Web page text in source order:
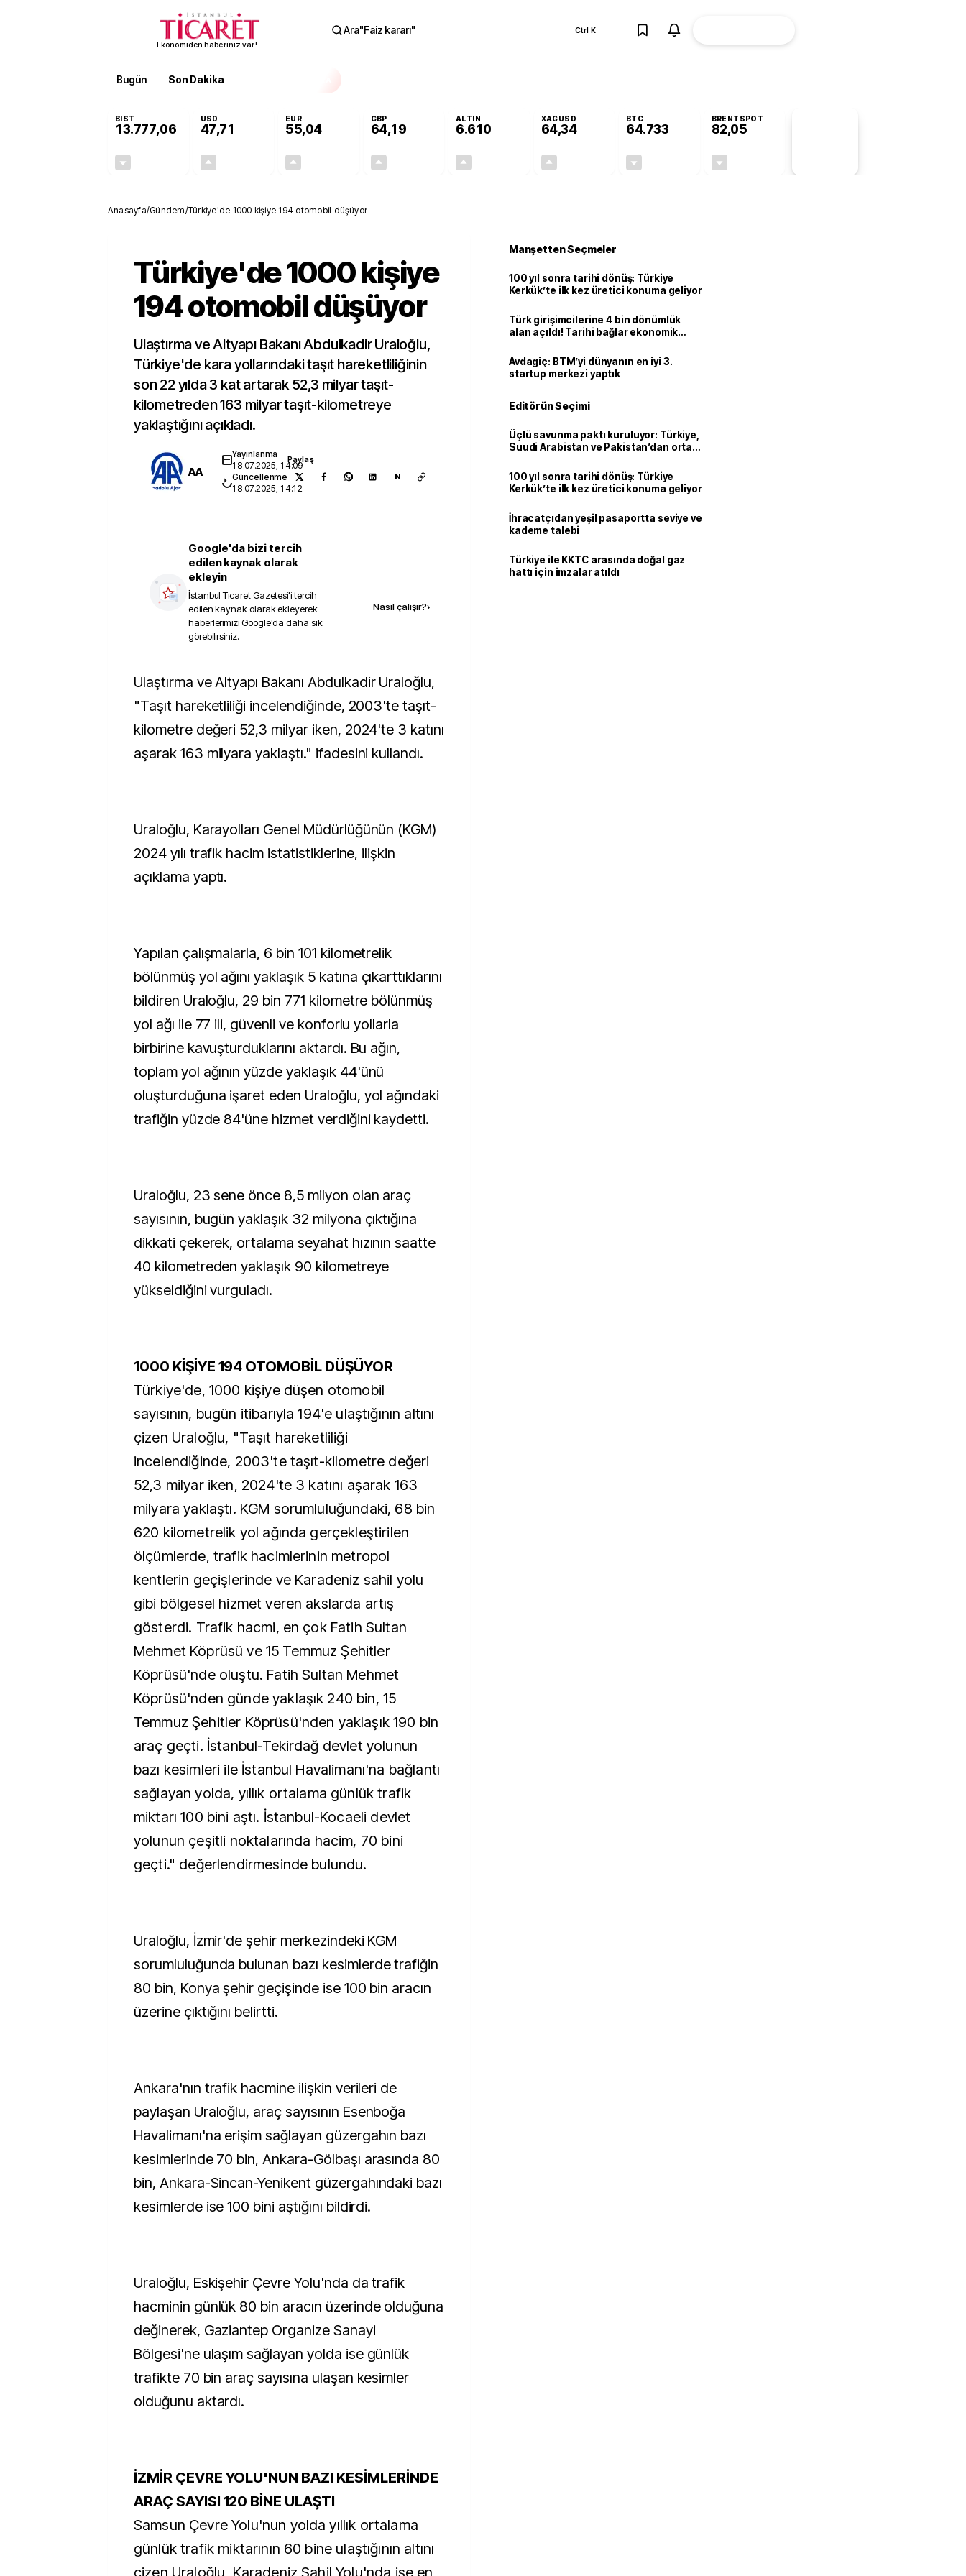
Ekonomiden haberiniz var!
Ara"Faiz kararı" Ctrl K
Bugün Son Dakika
BIST
13.777,06
USD
47,71
EUR
55,04
GBP
64,19
ALTIN
6.610
XAGUSD
64,34
BTC
64.733
BRENTSPOT
82,05
Anasayfa/Gündem/Türkiye'de 1000 kişiye 194 otomobil düşüyor
Türkiye'de 1000 kişiye
194 otomobil düşüyor
Ulaştırma ve Altyapı Bakanı Abdulkadir Uraloğlu,
Türkiye'de kara yollarındaki taşıt hareketliliğinin
son 22 yılda 3 kat artarak 52,3 milyar taşıt-
kilometreden 163 milyar taşıt-kilometreye
yaklaştığını açıkladı.
AA
Yayınlanma
18.07.2025, 14:09
Güncellenme
18.07.2025, 14:12
Paylaş
N
Google'da bizi tercih
edilen kaynak olarak
ekleyin
İstanbul Ticaret Gazetesi'i tercih
edilen kaynak olarak ekleyerek
haberlerimizi Google'da daha sık
görebilirsiniz.
Nasıl çalışır?›
Ulaştırma ve Altyapı Bakanı Abdulkadir Uraloğlu,
"Taşıt hareketliliği incelendiğinde, 2003'te taşıt-
kilometre değeri 52,3 milyar iken, 2024'te 3 katını
aşarak 163 milyara yaklaştı." ifadesini kullandı.
Uraloğlu, Karayolları Genel Müdürlüğünün (KGM)
2024 yılı trafik hacim istatistiklerine, ilişkin
açıklama yaptı.
Yapılan çalışmalarla, 6 bin 101 kilometrelik
bölünmüş yol ağını yaklaşık 5 katına çıkarttıklarını
bildiren Uraloğlu, 29 bin 771 kilometre bölünmüş
yol ağı ile 77 ili, güvenli ve konforlu yollarla
birbirine kavuşturduklarını aktardı. Bu ağın,
toplam yol ağının yüzde yaklaşık 44'ünü
oluşturduğuna işaret eden Uraloğlu, yol ağındaki
trafiğin yüzde 84'üne hizmet verdiğini kaydetti.
Uraloğlu, 23 sene önce 8,5 milyon olan araç
sayısının, bugün yaklaşık 32 milyona çıktığına
dikkati çekerek, ortalama seyahat hızının saatte
40 kilometreden yaklaşık 90 kilometreye
yükseldiğini vurguladı.
1000 KİŞİYE 194 OTOMOBİL DÜŞÜYOR
Türkiye'de, 1000 kişiye düşen otomobil
sayısının, bugün itibarıyla 194'e ulaştığının altını
çizen Uraloğlu, "Taşıt hareketliliği
incelendiğinde, 2003'te taşıt-kilometre değeri
52,3 milyar iken, 2024'te 3 katını aşarak 163
milyara yaklaştı. KGM sorumluluğundaki, 68 bin
620 kilometrelik yol ağında gerçekleştirilen
ölçümlerde, trafik hacimlerinin metropol
kentlerin geçişlerinde ve Karadeniz sahil yolu
gibi bölgesel hizmet veren akslarda artış
gösterdi. Trafik hacmi, en çok Fatih Sultan
Mehmet Köprüsü ve 15 Temmuz Şehitler
Köprüsü'nde oluştu. Fatih Sultan Mehmet
Köprüsü'nden günde yaklaşık 240 bin, 15
Temmuz Şehitler Köprüsü'nden yaklaşık 190 bin
araç geçti. İstanbul-Tekirdağ devlet yolunun
bazı kesimleri ile İstanbul Havalimanı'na bağlantı
sağlayan yolda, yıllık ortalama günlük trafik
miktarı 100 bini aştı. İstanbul-Kocaeli devlet
yolunun çeşitli noktalarında hacim, 70 bini
geçti." değerlendirmesinde bulundu.
Uraloğlu, İzmir'de şehir merkezindeki KGM
sorumluluğunda bulunan bazı kesimlerde trafiğin
80 bin, Konya şehir geçişinde ise 100 bin aracın
üzerine çıktığını belirtti.
Ankara'nın trafik hacmine ilişkin verileri de
paylaşan Uraloğlu, araç sayısının Esenboğa
Havalimanı'na erişim sağlayan güzergahın bazı
kesimlerinde 70 bin, Ankara-Gölbaşı arasında 80
bin, Ankara-Sincan-Yenikent güzergahındaki bazı
kesimlerde ise 100 bini aştığını bildirdi.
Uraloğlu, Eskişehir Çevre Yolu'nda da trafik
hacminin günlük 80 bin aracın üzerinde olduğuna
değinerek, Gaziantep Organize Sanayi
Bölgesi'ne ulaşım sağlayan yolda ise günlük
trafikte 70 bin araç sayısına ulaşan kesimler
olduğunu aktardı.
İZMİR ÇEVRE YOLU'NUN BAZI KESİMLERİNDE
ARAÇ SAYISI 120 BİNE ULAŞTI
Samsun Çevre Yolu'nun yolda yıllık ortalama
günlük trafik miktarının 60 bine ulaştığının altını
çizen Uraloğlu, Karadeniz Sahil Yolu'nda ise en
Manşetten Seçmeler
100 yıl sonra tarihi dönüş: Türkiye
Kerkük’te ilk kez üretici konuma geliyor
Türk girişimcilerine 4 bin dönümlük
alan açıldı! Tarihi bağlar ekonomik
Avdagiç: BTM’yi dünyanın en iyi 3.
startup merkezi yaptık
Editörün Seçimi
Üçlü savunma paktı kuruluyor: Türkiye,
Suudi Arabistan ve Pakistan’dan ortak
100 yıl sonra tarihi dönüş: Türkiye
Kerkük’te ilk kez üretici konuma geliyor
İhracatçıdan yeşil pasaportta seviye ve
kademe talebi
Türkiye ile KKTC arasında doğal gaz
hattı için imzalar atıldı